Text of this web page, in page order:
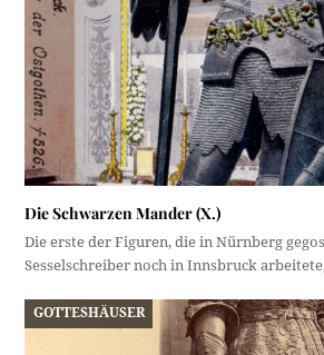
Die Schwarzen Mander (X.)
Die erste der Figuren, die in Nürnberg
Sesselschreiber noch in Innsbruck
GOTTESHÄUSER